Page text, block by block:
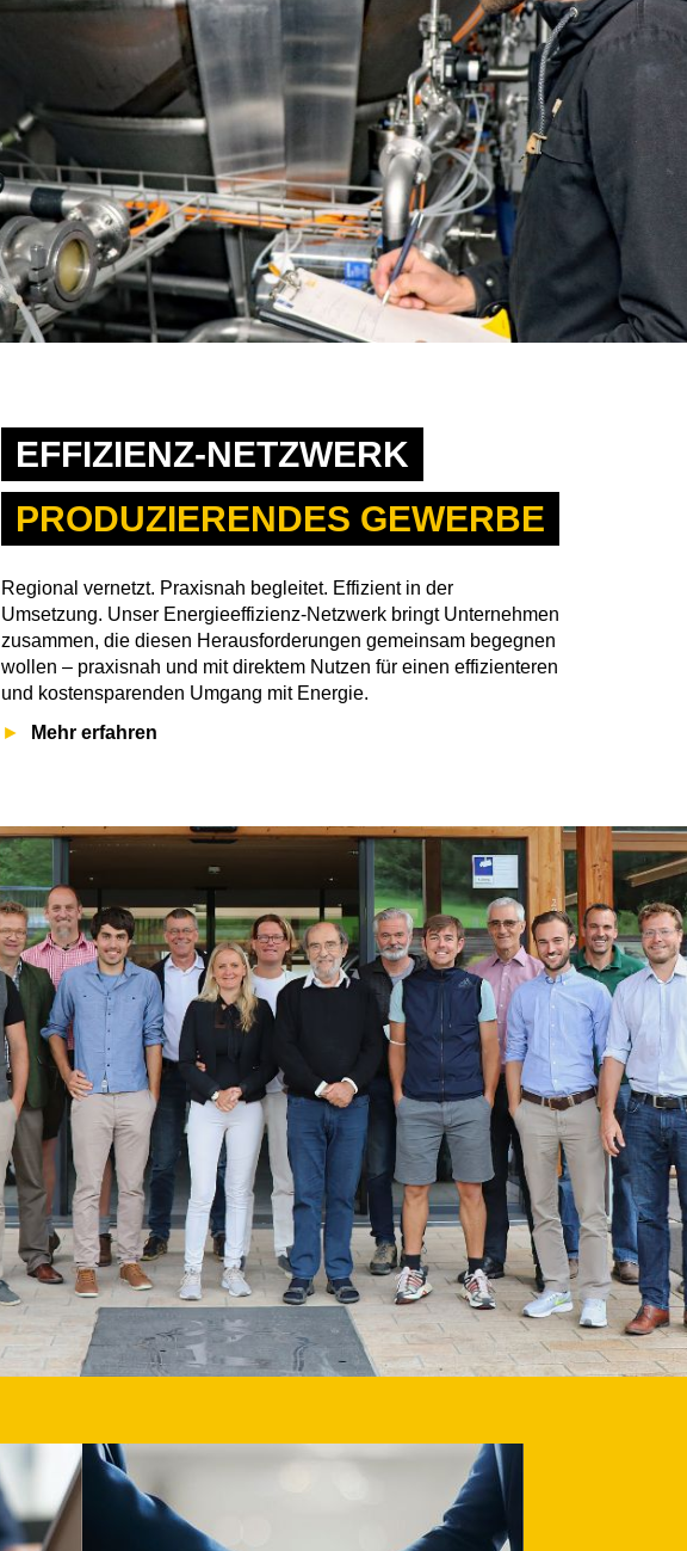
EFFIZIENZ-NETZWERK
PRODUZIERENDES GEWERBE
Regional vernetzt. Praxisnah begleitet. Effizient in der
Umsetzung. Unser Energieeffizienz-Netzwerk bringt Unternehmen
zusammen, die diesen Herausforderungen gemeinsam begegnen
wollen – praxisnah und mit direktem Nutzen für einen effizienteren
und kostensparenden Umgang mit Energie.
Mehr erfahren